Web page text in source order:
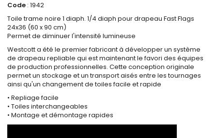
Code : 1942
Toile trame noire 1 diaph. 1/4 diaph pour drapeau Fast Flags
24x36 (60 x 90 cm)
Permet de diminuer l'intensité lumineuse
Westcott a été le premier fabricant à développer un système
de drapeau repliable qui est maintenant le favori des équipes
de production professionnelles. Cette conception originale
permet un stockage et un transport aisés entre les tournages
ainsi qu'un changement de toiles facile et rapide
• Repliage facile
• Toiles interchangeables
• Montage et démontage rapides